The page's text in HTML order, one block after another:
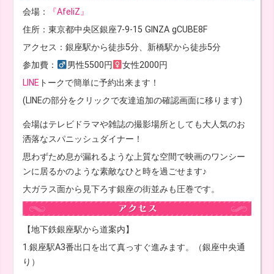
会場：
『AfeliZ』
住所：東京都中央区銀座7-9-15 GINZA gCUBE8F
アクセス：銀座駅から徒歩5分、新橋駅から徒歩5分
参加費：
男性5500円
女性2000円
LINE トークで簡単に予約出来ます！
(LINEの部分をクリックで友達追加の確認画面に移ります)
会場はテレビドラマや雑誌の撮影場所としても大人気のお
洒落なスパニッシュダイナー！
思わずため息が漏れるような上質な空間で映画のワンシー
ンに居るかのような素敵なひと時を過ごせます♪
大ガラス面から見下ろす銀座の街並みも圧巻です。
【地下鉄銀座駅から道案内】
1.銀座駅A3番出口を出て真っすぐ進みます。（銀座中央通
り）